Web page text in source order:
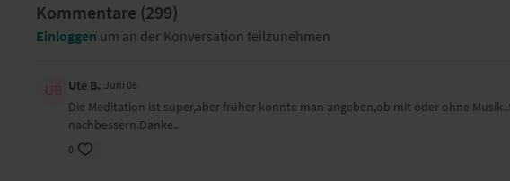
Kommentare (299)
Einloggen um an der Konversation teilzunehmen
Ute B. Juni 08
Die Meditation ist super,aber früher konnte man angeben,ob mit oder ohne
nachbessern.Danke..
0